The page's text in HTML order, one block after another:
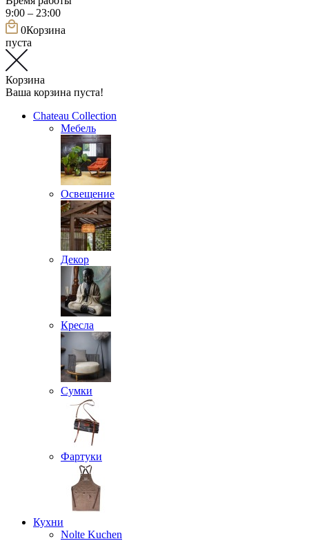
9:00 – 23:00
0Корзина
пуста
Корзина
Ваша корзина пуста!
Chateau Collection
Мебель
Освещение
Декор
Кресла
Сумки
Фартуки
Кухни
Nolte Kuchen